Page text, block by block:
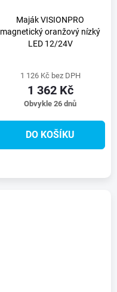
Maják VISIONPRO
magnetický oranžový nízký
LED 12/24V
1 126 Kč bez DPH
1 362 Kč
Obvykle 26 dnů
DO KOŠÍKU